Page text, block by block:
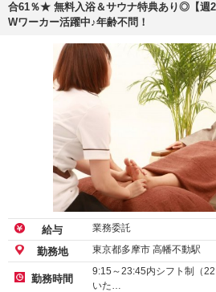
合61％★ 無料入浴＆サウナ特典あり◎【週2
Wワーカー活躍中♪年齢不問！
給与 業務委託
勤務地 東京都多摩市 高幡不動駅
勤務時間
9:15～23:45内シフト制（22:45受付終
いた…